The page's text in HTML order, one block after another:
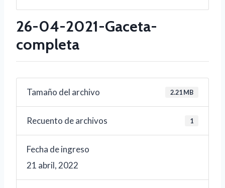
26-04-2021-Gaceta-
completa
Tamaño del archivo 2.21 MB
Recuento de archivos 1
Fecha de ingreso
21 abril, 2022